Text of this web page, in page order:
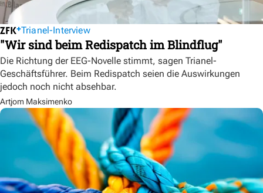
Trianel-Interview
"Wir sind beim Redispatch im Blindflug"
Die Richtung der EEG-Novelle stimmt, sagen Trianel-
Geschäftsführer. Beim Redispatch seien die Auswirkungen
jedoch noch nicht absehbar.
Artjom Maksimenko